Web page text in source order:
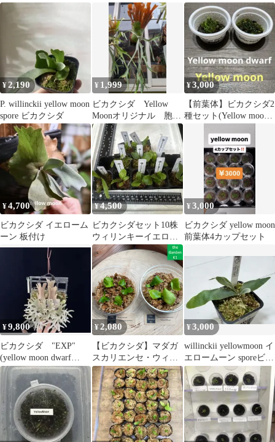
¥2,190
P. willinckii yellow moon
spore ビカクシダ
¥ 1,999
ビカクシダ Yellow
Moonオリジナル 胞子
葉
¥3,000
【前葉体】ビカクシダ2
種セット(Yellow moon
¥4,700
ビカクシダ イエローム
ーン 板付け
¥ 4,500
ビカクシダセット10株
ウィリンキーイエロー
ムーン、ギンカなど
¥3,000
ビカクシダ yellow moon
前葉体4カップセット
¥9,800
ビカクシダ "EXP"
(yellow moon dwarf
spore)の胞子
¥2,080
【ビカクシダ】マダガ
スカリエンセ・ウィリ
ンキー イエロームーン
幼苗 MWY003【コウモ
リラン】
¥3,000
willinckii yellowmoon イ
エロームーン sporeビカ
クシダ